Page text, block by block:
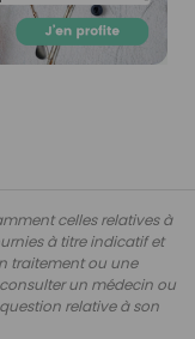
celles relatives à
à titre indicatif et
traitement ou une
un médecin ou
relative à son